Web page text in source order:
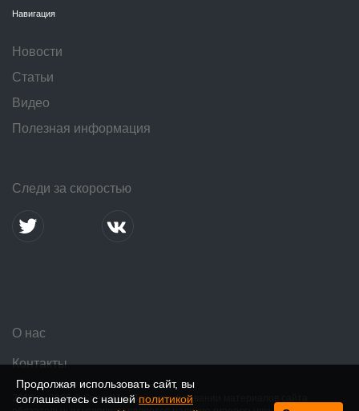
Продолжая использовать сайт, вы
соглашаетесь с нашей политикой
Навигация
Новости
Статьи
Видео
Полезная информация
Следи за скоростью
О нас
Контакты
2016 — 2026 © SpeedMe. При использовании материалов сайта